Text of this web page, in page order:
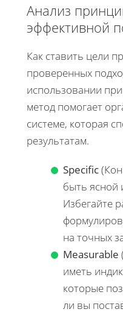
Анализ
эффективной
Как ставить цели
проверенных
использовании
метод помогает
системе, которая
результатам.
Specific
быть ясной
Избегайте
на точных
Measurable
иметь
которые
ли вы